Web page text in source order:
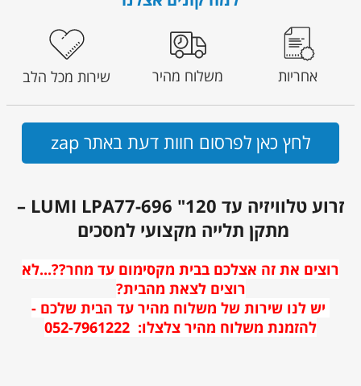
אחריות משלוח מהיר שירות מכל הלב
לחץ כאן לפרסום חוות דעת באתר zap
זרוע טלוויזיה עד 120" LUMI LPA77-696 –
מתקן תלייה מקצועי למסכים
רוצים את זה אצלכם בבית מקסימום עד מחר??...לא
רוצים לצאת מהבית?
יש לנו שירות של משלוח מהיר עד הבית שלכם -
להזמנת משלוח מהיר צלצלו: 052-7961222